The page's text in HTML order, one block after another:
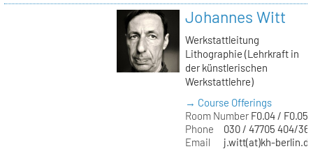
Johannes Witt
Werkstattleitung
Lithographie (Lehrkraft in
der künstlerischen
Werkstattlehre)
→ Course Offerings
Room NumberF0.04 / F0.05
Phone
030 / 47705 404/
Email
j.witt(at)kh-